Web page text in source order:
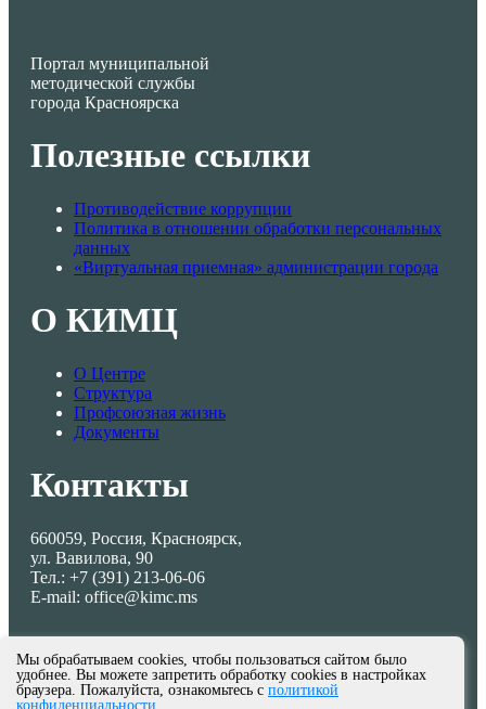
Портал муниципальной
методической службы
города Красноярска
Полезные ссылки
Противодействие коррупции
Политика в отношении обработки персональных
данных
«Виртуальная приемная» администрации города
О КИМЦ
О Центре
Структура
Профсоюзная жизнь
Документы
Контакты
660059, Россия, Красноярск,
ул. Вавилова, 90
Тел.: +7 (391) 213-06-06
E-mail: office@kimc.ms
Мы обрабатываем cookies, чтобы пользоваться сайтом было
удобнее. Вы можете запретить обработку cookies в настройках
браузера. Пожалуйста, ознакомьтесь с политикой
конфиденциальности